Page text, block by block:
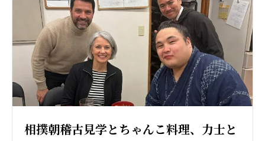
相撲朝稽古見学とちゃんこ料理、力士と